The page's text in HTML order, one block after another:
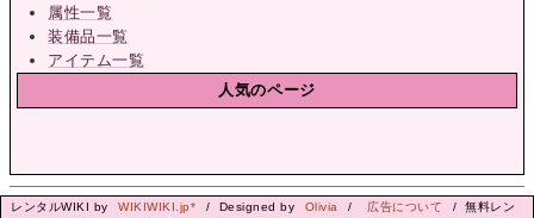
属性一覧
装備品一覧
アイテム一覧
人気のページ
レンタルWIKI by WIKIWIKI.jp* / Designed by Olivia / 広告について / 無料レン